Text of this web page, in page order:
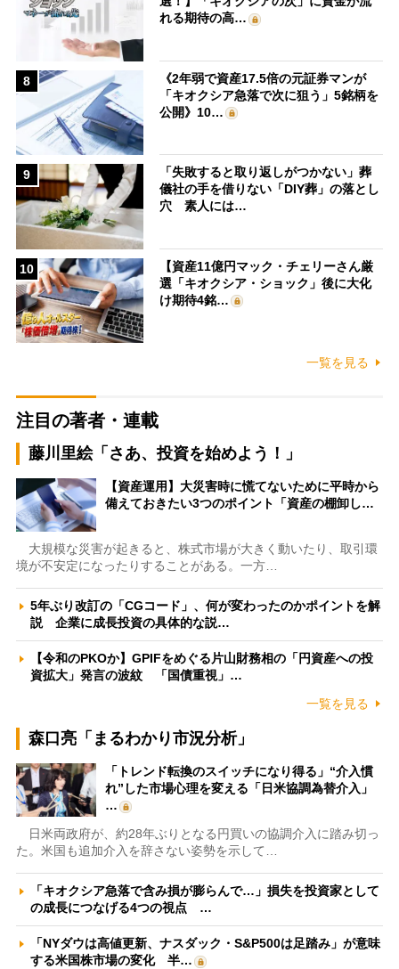
れる期待の高…
8
《2年弱で資産17.5倍の元証券マンが
「キオクシア急落で次に狙う」5銘柄を
公開》10…
9
「失敗すると取り返しがつかない」葬
儀社の手を借りない「DIY葬」の落とし
穴 素人には…
10
【資産11億円マック・チェリーさん厳
選「キオクシア・ショック」後に大化
け期待4銘…
一覧を見る
注目の著者・連載
藤川里絵「さあ、投資を始めよう！」
【資産運用】大災害時に慌てないために平時から
備えておきたい3つのポイント「資産の棚卸し…
大規模な災害が起きると、株式市場が大きく動いたり、取引環
境が不安定になったりすることがある。一方…
5年ぶり改訂の「CGコード」、何が変わったのかポイントを解
説 企業に成長投資の具体的な説…
【令和のPKOか】GPIFをめぐる片山財務相の「円資産への投
資拡大」発言の波紋 「国債重視」…
一覧を見る
森口亮「まるわかり市況分析」
「トレンド転換のスイッチになり得る」“介入慣
れ”した市場心理を変える「日米協調為替介入」
…
日米両政府が、約28年ぶりとなる円買いの協調介入に踏み切っ
た。米国も追加介入を辞さない姿勢を示して…
「キオクシア急落で含み損が膨らんで…」損失を投資家として
の成長につなげる4つの視点 …
「NYダウは高値更新、ナスダック・S&P500は足踏み」が意味
する米国株市場の変化 半…